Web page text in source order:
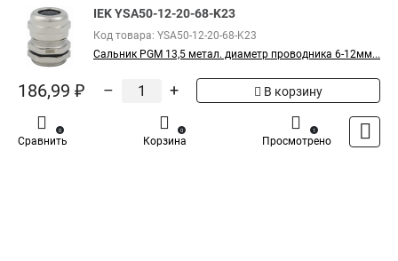
IEK YSA50-12-20-68-K23
Код товара: YSA50-12-20-68-K23
Сальник PGM 13,5 метал. диаметр проводника 6-12мм...
186,99 ₽ – + В корзину
Сравнить
0
Корзина
0
Просмотрено
1